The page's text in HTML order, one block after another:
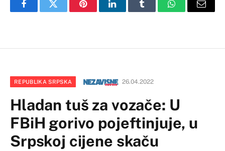
FacebookTwitter PinterestLinkedInTumblr WhatsAppEmail
REPUBLIKA SRPSKA 26.04.2022
Hladan tuš za vozače: U
FBiH gorivo pojeftinjuje, u
Srpskoj cijene skaču